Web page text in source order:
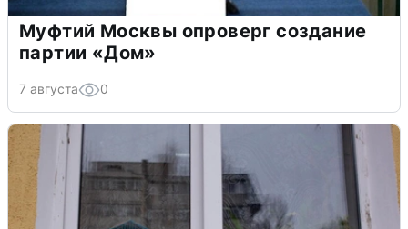
Муфтий Москвы опроверг создание
партии «Дом»
7 августа 0